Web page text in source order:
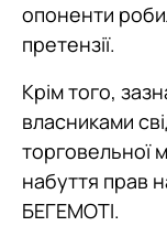
опоненти
претензії.
Крім того,
власниками
торговельної
набуття прав
БЕГЕМОТІ.